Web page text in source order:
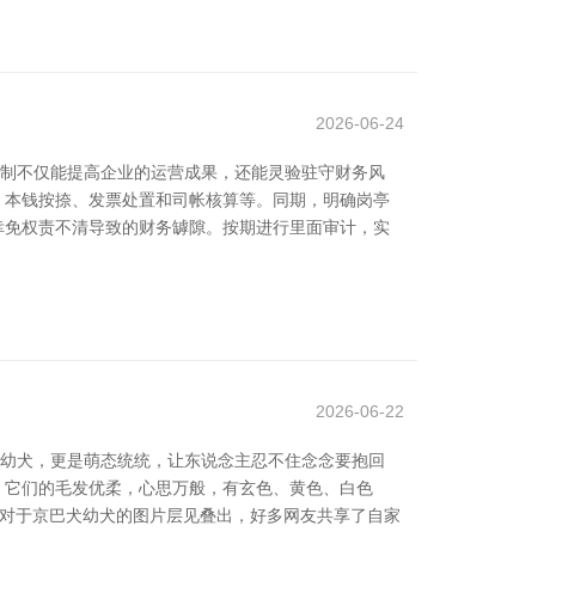
2026-06-24
不仅能提高企业的运营成果，还能灵验驻守财务风
钱按捺、发票处置和司帐核算等。同期，明确岗亭
权责不清导致的财务罅隙。按期进行里面审计，实
2026-06-22
犬，更是萌态统统，让东说念主忍不住念念要抱回
们的毛发优柔，心思万般，有玄色、黄色、白色
于京巴犬幼犬的图片层见叠出，好多网友共享了自家